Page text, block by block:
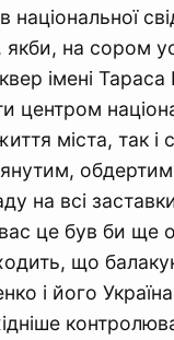
національної
на сором
імені
центром
міста, так і
на всі
це був би ще
що
і його